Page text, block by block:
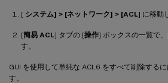
[ システム] > [ネットワーク] > [ACL] に移動
[簡易 ACL] タブの [操作] ボックスの一覧で
す。
GUI を使用して単純な ACL6 をすべて削除する
す。